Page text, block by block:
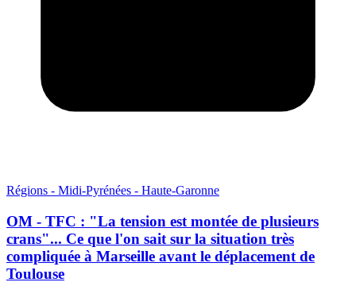
Régions - Midi-Pyrénées - Haute-Garonne
OM - TFC : "La tension est montée de plusieurs
crans"... Ce que l'on sait sur la situation très
compliquée à Marseille avant le déplacement de
Toulouse